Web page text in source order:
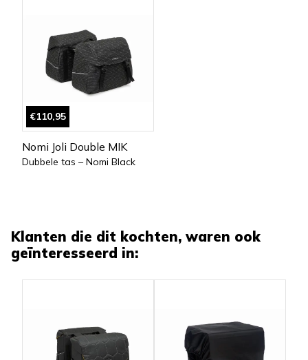
€110,95
Nomi Joli Double MIK
Dubbele tas – Nomi Black
Klanten die dit kochten, waren ook
geïnteresseerd in: